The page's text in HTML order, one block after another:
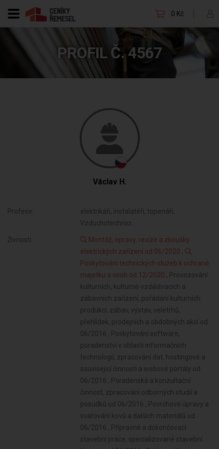
0 Kč
PROFIL Č. 4567
Václav H.
Profese:
elektrikáři, instalatéři, topenáři,
Vzduchotechnici
Živnosti:
Montáž, opravy, revize a zkoušky
elektrických zařízení od 06/2020 ,
Poskytování technických služeb k ochraně
majetku a osob od 12/2020 , Provozování kulturních, kulturně-vzdělávacích a zábavních zařízení, pořádání kulturních produkcí, zábav, výstav, veletrhů, přehlídek, prodejních a obdobných akcí od 06/2016 , Poskytování software, poradenství v oblasti informačních technologií, zpracování dat, hostingové a související činnosti a webové portály od 06/2016 , Poradenská a konzultační činnost, zpracování odborných studií a posudků od 06/2016 , Povrchové úpravy a svařování kovů a dalších materiálů od 06/2016 , Přípravné a dokončovací stavební práce, specializované stavební činnosti od 06/2016 , Reklamní činnost, marketing, mediální zastoupení od 06/2016 , Údržba motorových vozidel a jejich příslušenství od 06/2016 , Provozování tělovýchovných a sportovních zařízení a organizování sportovní činnosti od 06/2016 , Projektování pozemkových úprav od 06/2016 , Zprostředkování obchodu a služeb od 06/2016 , Výroba elektronických součástek, elektrických zařízení a výroba a opravy elektrických strojů, přístrojů a elektronických zařízení pracujících na malém napětí od 06/2020 , Projektování elektrických zařízení od 06/2020 , Výroba brusiv a ostatních minerálních nekovových výrobků od 04/2023 , Výroba a hutní zpracování železa, drahých a neželezných kovů a jejich slitin od 04/2023 , Výroba kovových konstrukcí a kovodělných výrobků od 04/2023 , Umělecko-řemeslné zpracování kovů od 04/2023 , Výroba měřicích, zkušebních, navigačních, optických a fotografických přístrojů a zařízení od 04/2023 , Výroba neelektrických zařízení pro domácnost od 04/2023 , Výroba strojů a zařízení od 04/2023 , Výroba motorových a přípojných vozidel a karoserií od 04/2023 , Stavba a výroba plavidel od 04/2023 , Výroba, vývoj, projektování, zkoušky, instalace, údržba, opravy, modifikace a konstrukční změny letadel, motorů letadel, vrtulí, letadlových částí a zařízení a leteckých pozemních zařízení od 04/2023 , Výroba jízdních kol, vozíků pro invalidy a jiných nemotorových dopravních prostředků od 04/2023 , Výroba a opravy čalounických výrobků od 04/2023 , Výroba zdravotnických prostředků od 04/2023 , Výroba a opravy zdrojů ionizujícího záření od 04/2023 , Výroba školních a kancelářských potřeb, kromě výrobků z papíru, výroba bižuterie, kartáčnického a konfekčního zboží, deštníků, upomínkových předmětů od 04/2023 , Výroba dalších výrobků zpracovatelského průmyslu od 04/2023 , Provozování vodovodů a kanalizací a úprava a rozvod vody od 04/2023 , Nakládání s odpady (vyjma nebezpečných) od 04/2023 , Sklenářské práce, rámování a paspartování od 04/2023 , Velkoobchod a maloobchod od 04/2023 , Zastavárenská činnost a maloobchod s použitým zbožím od 04/2023 , Potrubní a pozemní doprava (vyjma železniční a silniční motorové dopravy) od 04/2023 , Skladování, balení zboží, manipulace s nákladem a technické činnosti v dopravě od 04/2023 , Činnost informačních a zpravodajských kanceláří od 04/2023 , Ubytovací služby od 04/2023 , Nákup, prodej, správa a údržba nemovitostí od 04/2023 , Pronájem a půjčování věcí movitých od 04/2023 , Příprava a vypracování technických návrhů, grafické a kresličské práce od 04/2023 , Výzkum a vývoj v oblasti přírodních a technických věd nebo společenských věd od 04/2023 , Testování, měření, analýzy a kontroly od 04/2023 , Návrhářská, designérská, aranžérská činnost a modeling od 04/2023 , Fotografické služby od 04/2023 , Překladatelská a tlumočnická činnost od 04/2023 , Služby v oblasti administrativní správy a služby organizačně hospodářské povahy od 04/2023 , Mimoškolní výchova a vzdělávání, pořádání kurzů, školení, včetně lektorské činnosti od 04/2023 , Praní pro domácnost, žehlení, opravy a údržba oděvů, bytového textilu a osobního zboží od 04/2023 , Poskytování technických služeb od 04/2023 , Opravy a údržba potřeb pro domácnost, předmětů kulturní povahy, výrobků jemné mechaniky, optických přístrojů a měřidel od 04/2023 , Poskytování služeb osobního charakteru a pro osobní hygienu od 04/2023 , Poskytování služeb pro rodinu a domácnost